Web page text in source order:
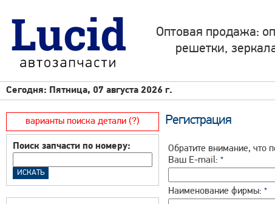
Оптовая продажа:
решетки,
Сегодня: Пятница, 07 августа 2026 г.
варианты поиска детали (?)
Поиск запчасти по номеру:
Регистрация
Обратите внимание, что
Ваш E-mail: *
Наименование фирмы: *